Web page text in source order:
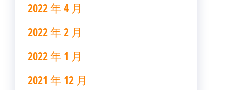
2022 年 4 月
2022 年 2 月
2022 年 1 月
2021 年 12 月